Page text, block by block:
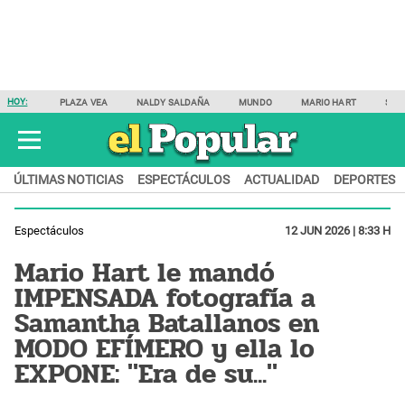
HOY: PLAZA VEA NALDY SALDAÑA MUNDO MARIO HART
ÚLTIMAS NOTICIAS ESPECTÁCULOS ACTUALIDAD DEPORTES
Espectáculos 12 JUN 2026 | 8:33 H
Mario Hart le mandó
IMPENSADA fotografía a
Samantha Batallanos en
MODO EFÍMERO y ella lo
EXPONE: "Era de su..."